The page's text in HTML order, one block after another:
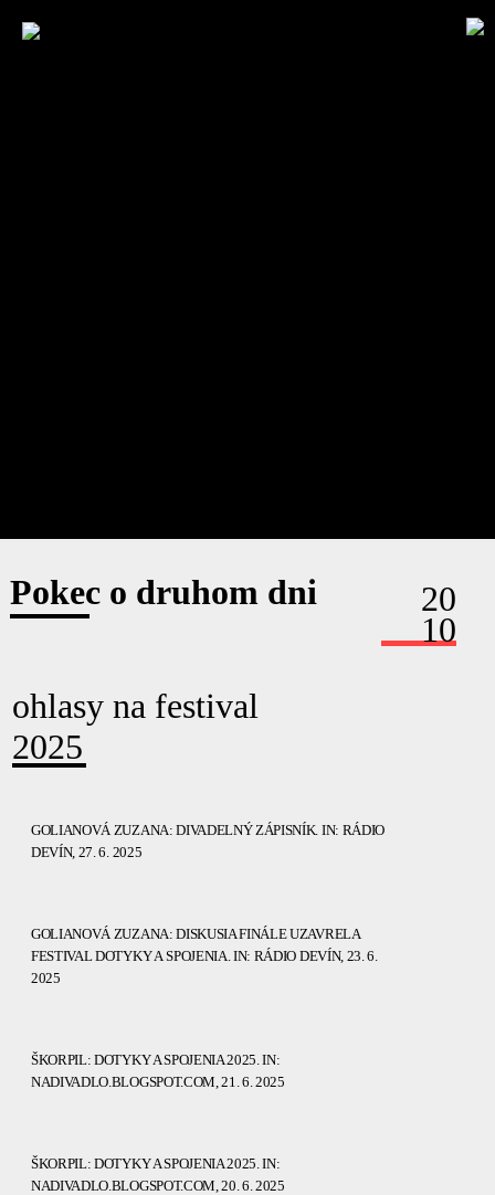
20
10
Pokec o druhom dni
ohlasy na festival
2025
GOLIANOVÁ ZUZANA: DIVADELNÝ ZÁPISNÍK. IN: RÁDIO
DEVÍN, 27. 6. 2025
GOLIANOVÁ ZUZANA: DISKUSIA FINÁLE UZAVRELA
FESTIVAL DOTYKY A SPOJENIA. IN: RÁDIO DEVÍN, 23. 6.
2025
ŠKORPIL: DOTYKY A SPOJENIA 2025. IN:
NADIVADLO.BLOGSPOT.COM, 21. 6. 2025
ŠKORPIL: DOTYKY A SPOJENIA 2025. IN:
NADIVADLO.BLOGSPOT.COM, 20. 6. 2025